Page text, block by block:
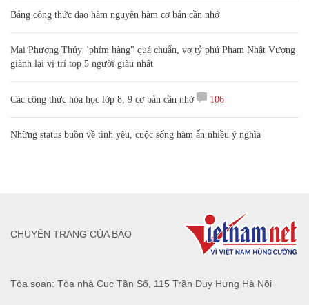
Bảng công thức đạo hàm nguyên hàm cơ bản cần nhớ
Mai Phương Thúy "phím hàng" quá chuẩn, vợ tỷ phú Phạm Nhật Vượng
giành lại vị trí top 5 người giàu nhất
Các công thức hóa học lớp 8, 9 cơ bản cần nhớ 106
Những status buồn về tình yêu, cuộc sống hàm ẩn nhiều ý nghĩa
Tòa soạn: Tòa nhà Cục Tần Số, 115 Trần Duy Hưng Hà Nội
CHUYÊN TRANG CỦA BÁO